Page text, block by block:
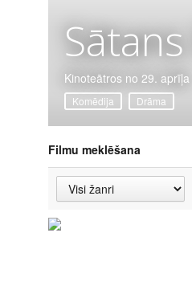
Kinoteātros no 29. aprīļa
Komēdija Drāma
Filmu meklēšana